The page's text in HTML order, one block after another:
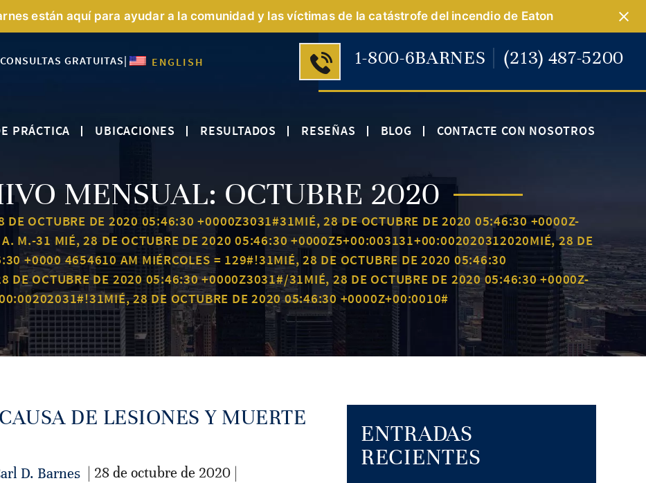
están aquí para ayudar a la comunidad y las víctimas de la catástrofe del incendio de Eaton
CONSULTAS GRATUITAS| ENGLISH 1-800-6BARNES (213) 487-5200
PRÁCTICA UBICACIONES RESULTADOS RESEÑAS BLOG CONTACTE CON NOSOTROS
MENSUAL: OCTUBRE 2020
DE OCTUBRE DE 2020 05:46:30 +0000Z3031#31MIÉ, 28 DE OCTUBRE DE 2020 05:46:30 +0000Z-
M.-31 MIÉ, 28 DE OCTUBRE DE 2020 05:46:30 +0000Z5+00:003131+00:002020312020MIÉ, 28 DE
+0000 4654610 AM MIÉRCOLES = 129#!31MIÉ, 28 DE OCTUBRE DE 2020 05:46:30
DE OCTUBRE DE 2020 05:46:30 +0000Z3031#/31MIÉ, 28 DE OCTUBRE DE 2020 05:46:30 +0000Z-
28 DE OCTUBRE DE 2020 05:46:30 +0000Z+00:0010#
DE LESIONES Y MUERTE
D. Barnes
| 28 de octubre de 2020 |
ENTRADAS
RECIENTES